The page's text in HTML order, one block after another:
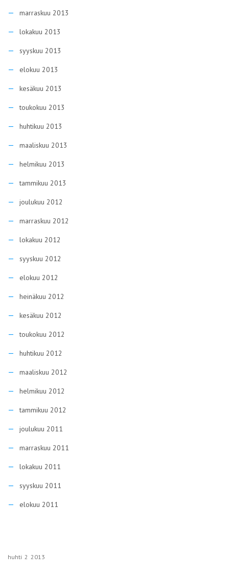
marraskuu 2013
lokakuu 2013
syyskuu 2013
elokuu 2013
kesäkuu 2013
toukokuu 2013
huhtikuu 2013
maaliskuu 2013
helmikuu 2013
tammikuu 2013
joulukuu 2012
marraskuu 2012
lokakuu 2012
syyskuu 2012
elokuu 2012
heinäkuu 2012
kesäkuu 2012
toukokuu 2012
huhtikuu 2012
maaliskuu 2012
helmikuu 2012
tammikuu 2012
joulukuu 2011
marraskuu 2011
lokakuu 2011
syyskuu 2011
elokuu 2011
huhti 2 2013